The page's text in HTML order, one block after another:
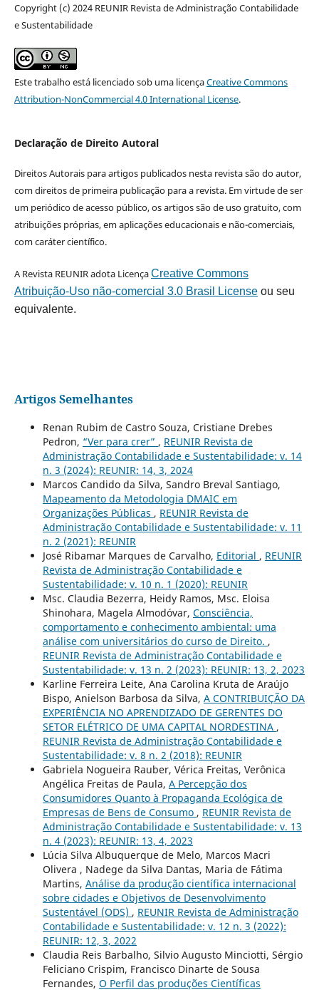
Copyright (c) 2024 REUNIR Revista de Administração Contabilidade
e Sustentabilidade
Este trabalho está licenciado sob uma licençaCreative Commons
Attribution-NonCommercial 4.0 International License.
Declaração de Direito Autoral
Direitos Autorais para artigos publicados nesta revista são do autor,
com direitos de primeira publicação para a revista. Em virtude de ser
um periódico de acesso público, os artigos são de uso gratuito, com
atribuições próprias, em aplicações educacionais e não-comerciais,
com caráter científico.
A Revista REUNIR adota LicençaCreative Commons
Atribuição-Uso não-comercial 3.0 Brasil Licenseou seu
equivalente.
Artigos Semelhantes
Renan Rubim de Castro Souza, Cristiane Drebes
Pedron, “Ver para crer” , REUNIR Revista de
Administração Contabilidade e Sustentabilidade: v. 14
n. 3 (2024): REUNIR: 14, 3, 2024
Marcos Candido da Silva, Sandro Breval Santiago,
Mapeamento da Metodologia DMAIC em
Organizações Públicas , REUNIR Revista de
Administração Contabilidade e Sustentabilidade: v. 11
n. 2 (2021): REUNIR
José Ribamar Marques de Carvalho, Editorial , REUNIR
Revista de Administração Contabilidade e
Sustentabilidade: v. 10 n. 1 (2020): REUNIR
Msc. Claudia Bezerra, Heidy Ramos, Msc. Eloisa
Shinohara, Magela Almodóvar, Consciência,
comportamento e conhecimento ambiental: uma
análise com universitários do curso de Direito. ,
REUNIR Revista de Administração Contabilidade e
Sustentabilidade: v. 13 n. 2 (2023): REUNIR: 13, 2, 2023
Karline Ferreira Leite, Ana Carolina Kruta de Araújo
Bispo, Anielson Barbosa da Silva, A CONTRIBUIÇÃO DA
EXPERIÊNCIA NO APRENDIZADO DE GERENTES DO
SETOR ELÉTRICO DE UMA CAPITAL NORDESTINA ,
REUNIR Revista de Administração Contabilidade e
Sustentabilidade: v. 8 n. 2 (2018): REUNIR
Gabriela Nogueira Rauber, Vérica Freitas, Verônica
Angélica Freitas de Paula, A Percepção dos
Consumidores Quanto à Propaganda Ecológica de
Empresas de Bens de Consumo , REUNIR Revista de
Administração Contabilidade e Sustentabilidade: v. 13
n. 4 (2023): REUNIR: 13, 4, 2023
Lúcia Silva Albuquerque de Melo, Marcos Macri
Olivera , Nadege da Silva Dantas, Maria de Fátima
Martins, Análise da produção científica internacional
sobre cidades e Objetivos de Desenvolvimento
Sustentável (ODS) , REUNIR Revista de Administração
Contabilidade e Sustentabilidade: v. 12 n. 3 (2022):
REUNIR: 12, 3, 2022
Claudia Reis Barbalho, Silvio Augusto Minciotti, Sérgio
Feliciano Crispim, Francisco Dinarte de Sousa
Fernandes, O Perfil das produções Científicas